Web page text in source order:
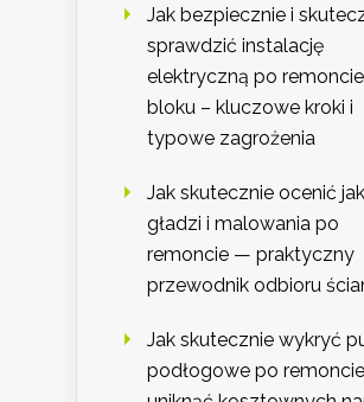
Jak bezpiecznie i
sprawdzić instalację
elektryczną po
bloku – kluczowe kroki i
typowe zagrożenia
Jak skutecznie ocenić
gładzi i malowania po
remoncie — praktyczny
przewodnik odbioru
Jak skutecznie wykryć
podłogowe po